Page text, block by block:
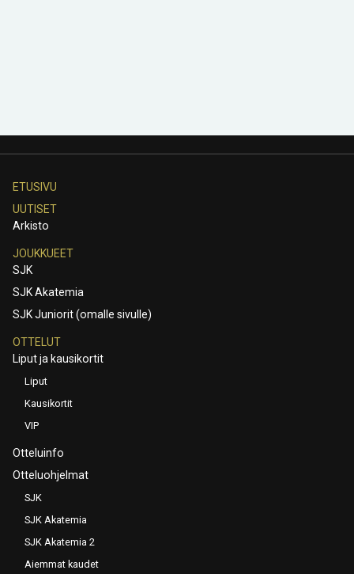
ETUSIVU
UUTISET
Arkisto
JOUKKUEET
SJK
SJK Akatemia
SJK Juniorit (omalle sivulle)
OTTELUT
Liput ja kausikortit
Liput
Kausikortit
VIP
Otteluinfo
Otteluohjelmat
SJK
SJK Akatemia
SJK Akatemia 2
Aiemmat kaudet